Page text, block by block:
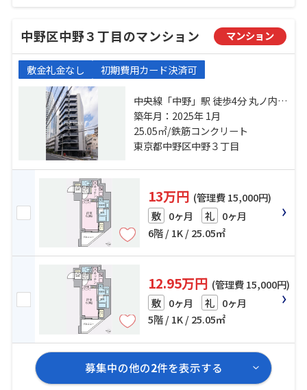
中野区中野３丁目のマンション マンション
敷金礼金なし 初期費用カード決済可
中央線「中野」駅 徒歩4分 丸ノ内線
「新中野」駅 徒歩10分 総武線「高
円寺」駅 徒歩20分
築年月：2025年 1月
25.05㎡/鉄筋コンクリート
東京都中野区中野３丁目
13万円 (管理費 15,000円)
敷 0ヶ月 礼 0ヶ月
6階 / 1K / 25.05㎡
12.95万円 (管理費 15,000円)
敷 0ヶ月 礼 0ヶ月
5階 / 1K / 25.05㎡
募集中の他の2件を表示する